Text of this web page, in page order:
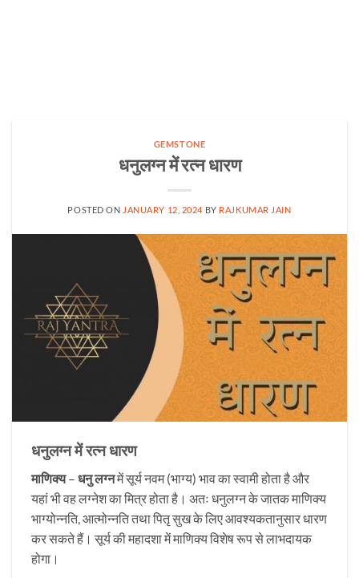
GEMSTONE
धनुलग्न में रत्न धारण
POSTED ON JANUARY 12, 2024 BY RAJKUMAR JAIN
धनुलग्न में रत्न धारण
माणिक्य– धनु लग्नमें सूर्य नवम (भाग्य) भाव का स्वामी होता है और
यहां भी वह लग्नेश का मित्र होता है। अतः धनुलग्न के जातक माणिक्य
भाग्योन्नति, आत्मोन्नति तथा पितृ सुख के लिए आवश्यकतानुसार धारण
कर सकते हैं। सूर्य की महादशा में माणिक्य विशेष रूप से लाभदायक
होगा।